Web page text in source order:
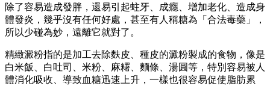
除了容易造成發胖，還易引起蛀牙、成癮、增加老化、造成身
體發炎，幾乎沒有任何好處，甚至有人稱糖為「合法毒藥」，
所以少碰為妙，遠離它就對了。
精緻澱粉指的是加工去除麩皮、種皮的澱粉製成的食物，像是
白米飯、白吐司、米粉、麻糬、麵條、湯圓等，特別容易被人
體消化吸收、導致血糖迅速上升，一樣也很容易促使脂肪累